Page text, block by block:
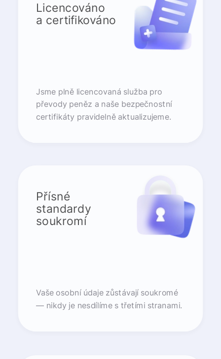
Licencováno
a certifikováno
Jsme plně licencovaná služba pro
převody peněz a naše bezpečnostní
certifikáty pravidelně aktualizujeme.
Přísné
standardy
soukromí
Vaše osobní údaje zůstávají soukromé
— nikdy je nesdílíme s třetími stranami.